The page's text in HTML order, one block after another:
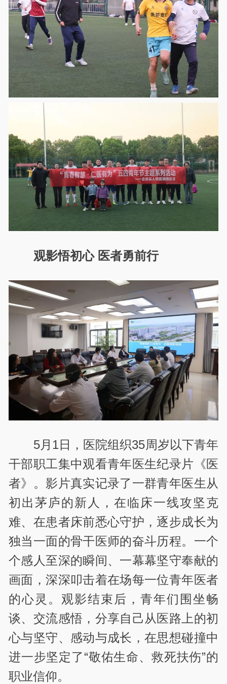
观影悟初心 医者勇前行
5月1日，医院组织35周岁以下青年
干部职工集中观看青年医生纪录片《医
者》。影片真实记录了一群青年医生从
初出茅庐的新人，在临床一线攻坚克
难、在患者床前悉心守护，逐步成长为
独当一面的骨干医师的奋斗历程。一个
个感人至深的瞬间、一幕幕坚守奉献的
画面，深深叩击着在场每一位青年医者
的心灵。观影结束后，青年们围坐畅
谈、交流感悟，分享自己从医路上的初
心与坚守、感动与成长，在思想碰撞中
进一步坚定了“敬佑生命、救死扶伤”的
职业信仰。